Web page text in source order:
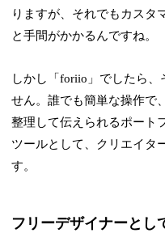
りますが、それでもカスタ
と手間がかかるんですね。
しかし「foriio」でしたら
せん。誰でも簡単な操作で
整理して伝えられるポート
ツールとして、クリエイタ
す。
フリーデザイナーとし